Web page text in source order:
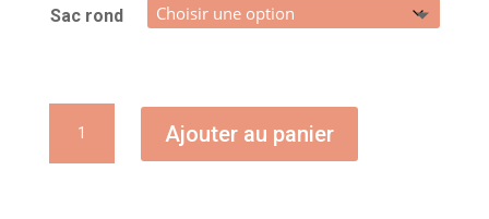
Sac rond
Ajouter au panier